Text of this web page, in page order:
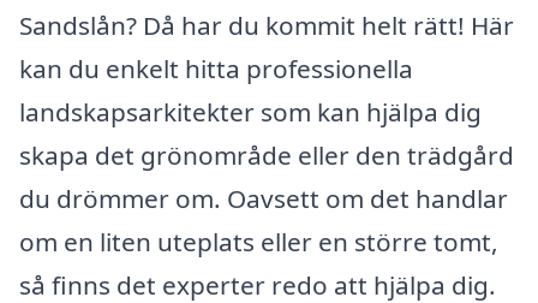
Sandslån? Då har du kommit helt rätt! Här
kan du enkelt hitta professionella
landskapsarkitekter som kan hjälpa dig
skapa det grönområde eller den trädgård
du drömmer om. Oavsett om det handlar
om en liten uteplats eller en större tomt,
så finns det experter redo att hjälpa dig.